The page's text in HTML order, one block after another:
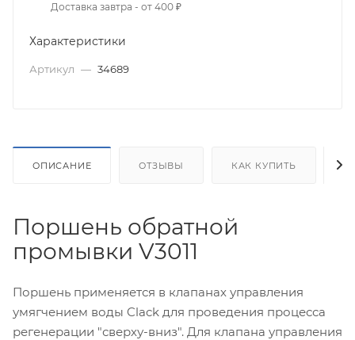
Доставка завтра - от 400 ₽
Характеристики
Артикул — 34689
ОПИСАНИЕ ОТЗЫВЫ КАК КУПИТЬ
Поршень обратной
промывки V3011
Поршень применяется в клапанах управления
умягчением воды Clack для проведения процесса
регенерации "сверху-вниз". Для клапана управления